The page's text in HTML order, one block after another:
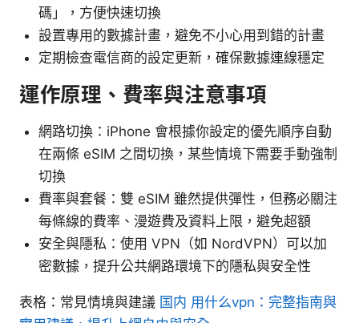
碼」，方便快速切換
設置專用的數據計畫，避免不小心用到錯的計畫
定期檢查電信商的設定更新，確保數據連線穩定
運作原理、費率與注意事項
網路切換：iPhone 會根據你設定的優先順序自動
在兩條 eSIM 之間切換，某些情境下需要手動強制
切換
費率與套餐：雙 eSIM 雖然提供彈性，但務必關注
每條線的費率、漫遊費及資料上限，避免超額
安全與隱私：使用 VPN（如 NordVPN）可以加
密數據，提升公共網路環境下的隱私與安全性
表格：常見情境與建議 国内 用什么vpn：完整指南與